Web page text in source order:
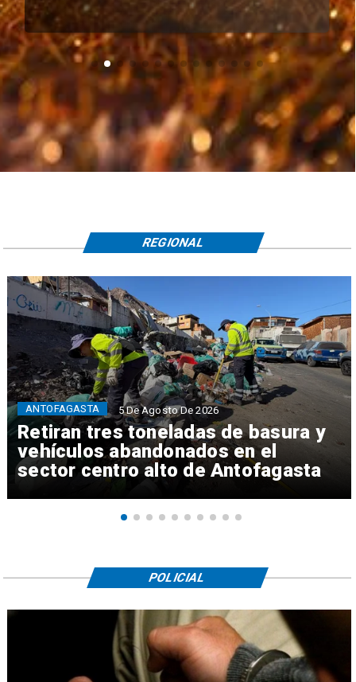
Retiran tres toneladas de basura y
vehículos abandonados en el
sector centro alto de Antofagasta
ANTOFAGASTA 5 De Agosto De 2026
REGIONAL
POLICIAL